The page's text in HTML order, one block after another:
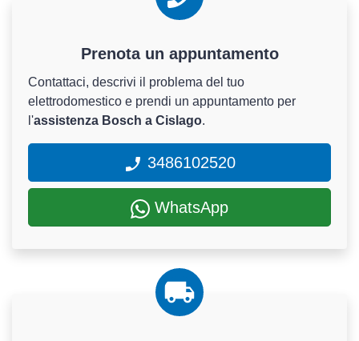
Prenota un appuntamento
Contattaci, descrivi il problema del tuo
elettrodomestico e prendi un appuntamento per
l'assistenza Bosch a Cislago.
3486102520
WhatsApp